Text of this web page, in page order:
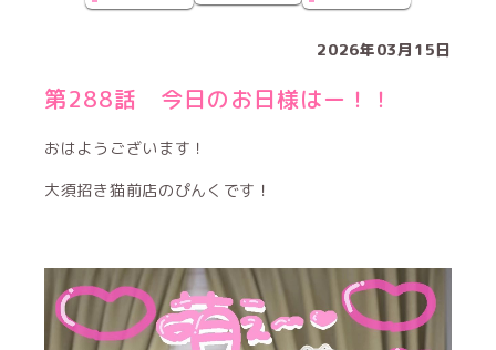
2026年03月15日
第288話 今日のお日様はー！！
おはようございます！
大須招き猫前店のぴんくです！